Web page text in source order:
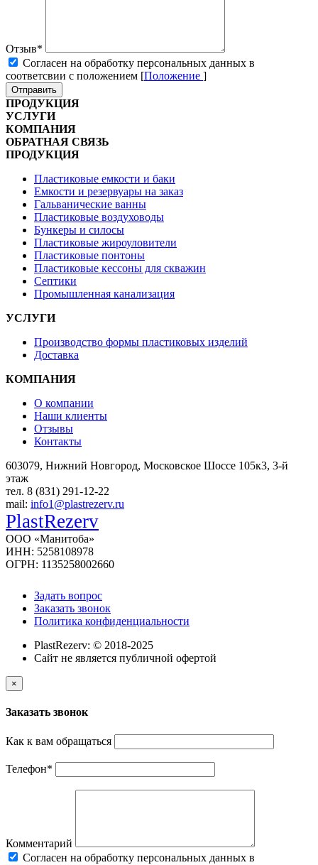
Отзыв*
Cогласен на обработку персональных данных в
соответсвии с положением [Положение ]
Отправить
ПРОДУКЦИЯ
УСЛУГИ
КОМПАНИЯ
ОБРАТНАЯ СВЯЗЬ
ПРОДУКЦИЯ
Пластиковые емкости и баки
Емкости и резервуары на заказ
Гальванические ванны
Пластиковые воздуховоды
Бункеры и силосы
Пластиковые жироуловители
Пластиковые понтоны
Пластиковые кессоны для скважин
Септики
Промышленная канализация
УСЛУГИ
Производство формы пластиковых изделий
Доставка
КОМПАНИЯ
О компании
Наши клиенты
Отзывы
Контакты
603079, Нижний Новгород, Московское Шоссе 105к3, 3-й
этаж
тел. 8 (831) 291-12-22
mail: info1@plastrezerv.ru
PlastRezerv
ООО «Манитоба»
ИНН: 5258108978
ОГРН: 1135258002660
Задать вопрос
Заказать звонок
Политика конфиденциальности
PlastRezerv: © 2018-2025
Cайт не является публичной офертой
×
Заказать звонок
Как к вам обращаться
Телефон*
Комментарий
Cогласен на обработку персональных данных в